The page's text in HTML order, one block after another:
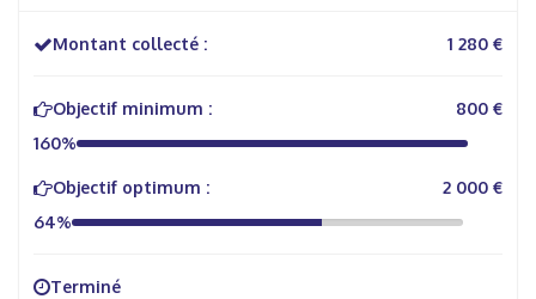
Montant collecté : 1 280 €
Objectif minimum :
800 €
160%
Objectif optimum :
2 000 €
64%
Terminé